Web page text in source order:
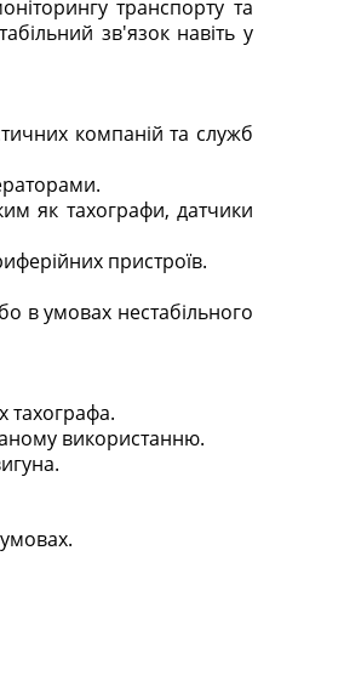
транспорту та
зв'язок навіть у
компаній та служб
як тахографи, датчики
пристроїв.​
в умовах нестабільного
тахографа.​
використанню.​